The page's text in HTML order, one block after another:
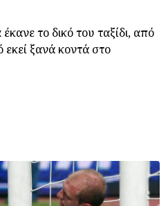
το δικό του ταξίδι, από
εκεί ξανά κοντά στο